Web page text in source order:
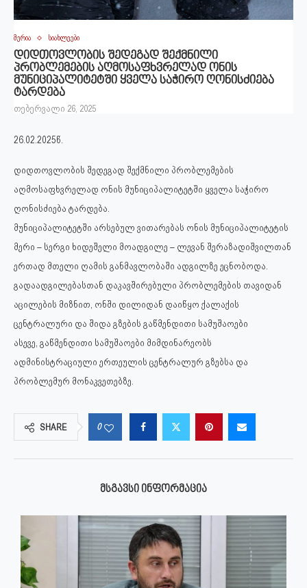
მერია სიახლეები
დიდთოვლობის შედეგად შექმნილი
პრობლემების აღმოსაფხვრელად ონის
მუნიციპალიტეტში ყველა საჭირო ღონისძიება
ტარდება
თებერვალი 26, 2025
26.02.2025წ.
დიდთოვლობის შედეგად შექმნილი პრობლემების
აღმოსაფხვრელად ონის მუნიციპალიტეტში ყველა საჭირო
ღონისძიება ტარდება.
მუნიციპალიტეტში არსებულ ვითარებას ონის მუნიციპალიტეტის
მერი – სერგი ხიდეშელი მოადგილე – ლევან შერაზადიშვილთან
ერთად მთელი ღამის განმავლობაში ადგილზე ეცნობოდა.
გადაადგილებასთან დაკავშირებული პრობლემების თავიდან
აცილების მიზნით, ონში დილიდან დაიწყო ქალაქის
ცენტრალური და შიდა გზების გაწმენდითი სამუშაოები
ასევე, გაწმენდითი სამუშაოები მიმდინარეობს
ადმინისტრაციული ერთეულის ცენტრალურ გზებსა და
პრობლემურ მონაკვეთებზე.
SHARE 0
ᲛᲡᲒᲐᲕᲡᲘ ᲘᲜᲤᲝᲠᲛᲐᲪᲘᲐ